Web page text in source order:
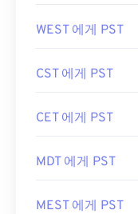
WEST 에게 PST
CST 에게 PST
CET 에게 PST
MDT 에게 PST
MEST 에게 PST